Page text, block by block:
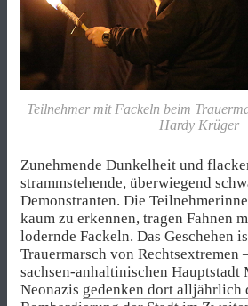
Teilnehmer mit Fackeln beim
Hardy Krüger
Zunehmende Dunkelheit und
strammstehende, überwiegend
Demonstranten. Die
kaum zu erkennen, tragen Fahnen
lodernde Fackeln. Das Geschehen
Trauermarsch von Rechtsextremen
sachsen-anhaltinischen Hauptstadt
Neonazis gedenken dort alljährlich